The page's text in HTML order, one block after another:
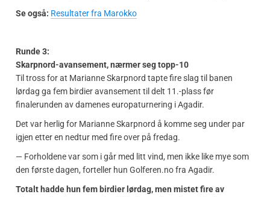
Se også: Resultater fra Marokko
Runde 3:
Skarpnord-avansement, nærmer seg topp-10
Til tross for at Marianne Skarpnord tapte fire slag til banen
lørdag ga fem birdier avansement til delt 11.-plass før
finalerunden av damenes europaturnering i Agadir.
Det var herlig for Marianne Skarpnord å komme seg under par
igjen etter en nedtur med fire over på fredag.
— Forholdene var som i går med litt vind, men ikke like mye som
den første dagen, forteller hun Golferen.no fra Agadir.
Totalt hadde hun fem birdier lørdag, men mistet fire av